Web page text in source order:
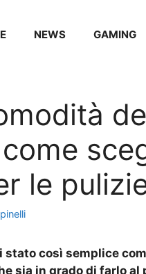
NEWS GAMING
le
stato così semplice
sia in grado di farlo